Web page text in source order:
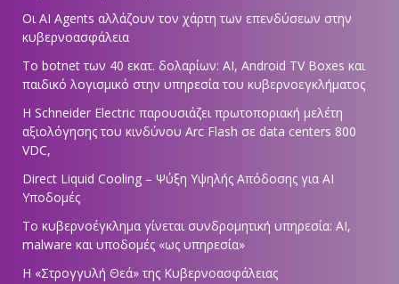
Οι AI Agents αλλάζουν τον χάρτη των επενδύσεων στην
κυβερνοασφάλεια
Το botnet των 40 εκατ. δολαρίων: AI, Android TV Boxes και
παιδικό λογισμικό στην υπηρεσία του κυβερνοεγκλήματος
Η Schneider Electric παρουσιάζει πρωτοποριακή μελέτη
αξιολόγησης του κινδύνου Arc Flash σε data centers 800
VDC,
Direct Liquid Cooling – Ψύξη Υψηλής Απόδοσης για AI
Υποδομές
Το κυβερνοέγκλημα γίνεται συνδρομητική υπηρεσία: AI,
malware και υποδομές «ως υπηρεσία»
Η «Στρογγυλή Θεά» της Κυβερνοασφάλειας